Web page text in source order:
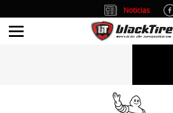
Noticias
Atención al